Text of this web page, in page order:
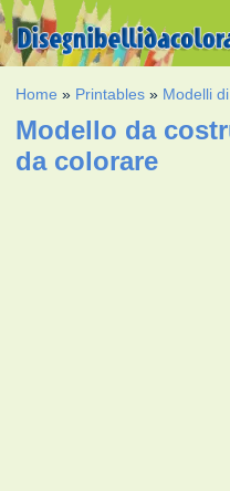
Home » Printables » Modelli
Modello da
da colorare